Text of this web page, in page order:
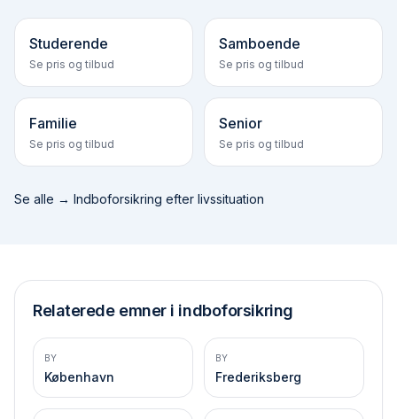
Studerende
Se pris og tilbud
Samboende
Se pris og tilbud
Familie
Se pris og tilbud
Senior
Se pris og tilbud
Se alle → Indboforsikring efter livssituation
Relaterede emner i indboforsikring
BY
København
BY
Frederiksberg